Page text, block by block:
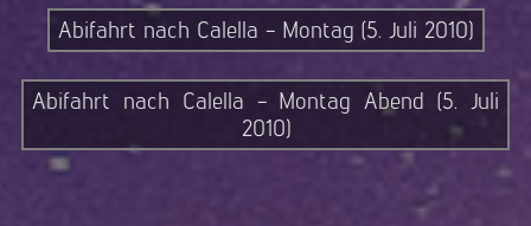
Abifahrt nach Calella - Montag (5. Juli 2010)
Abifahrt nach Calella - Montag Abend (5. Juli
2010)